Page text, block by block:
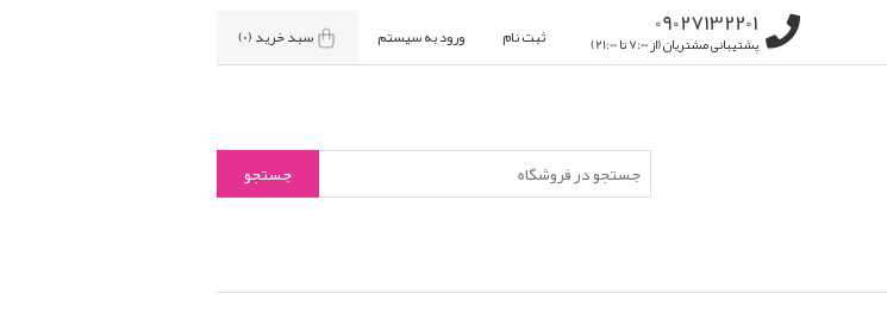
09027132201
پشتیبانی مشتریان (از 7:00 تا 21:00) ثبت نام ورود به سیستم سبد خرید(0)